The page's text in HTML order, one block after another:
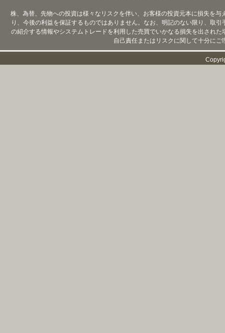
株、為替、先物への投資は様々なリスクを伴い、お客様の投資元本に損失を
り、今後の利益を保証するものではありません。なお、明記のない限り、取
の紹介する情報やシステムトレードを利用した売買でいかなる損失を出され
自己責任またはリスクに関して十分に